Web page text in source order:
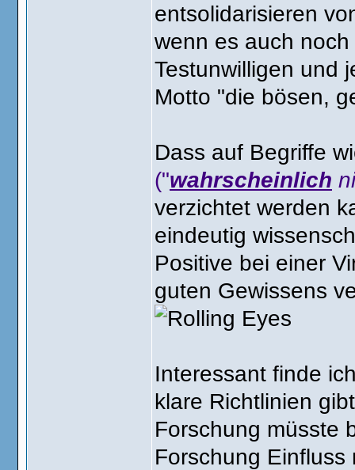
entsolidarisieren
wenn es auch
Testunwilligen und
Motto "die bösen,
Dass auf Begriffe
("wahrscheinlich
verzichtet werden
eindeutig
Positive bei einer
guten Gewissens
Interessant finde
klare Richtlinien
Forschung müsste
Forschung